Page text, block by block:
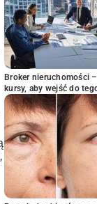
Broker nieruchomości
kursy, aby wejść do